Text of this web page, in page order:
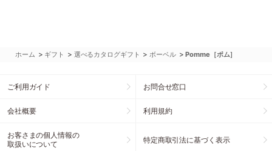
ホーム > ギフト > 選べるカタログギフト >ボーベル >Pomme［ポム］
ご利用ガイド お問合せ窓口
会社概要 利用規約
お客さまの個人情報の
取扱いについて
特定商取引法に基づく表示